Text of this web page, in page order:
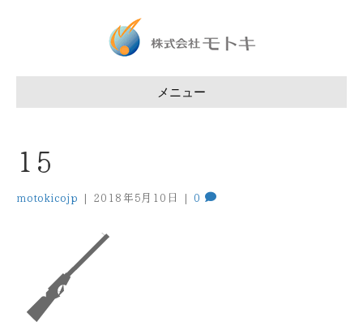
メニュー
15
motokicojp | 2018年5月10日 | 0